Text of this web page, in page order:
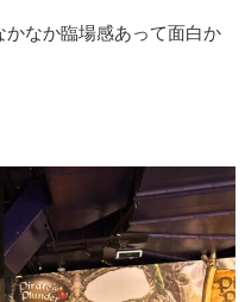
なか臨場感あって面白か